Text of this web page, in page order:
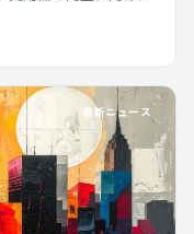
最新ニュース